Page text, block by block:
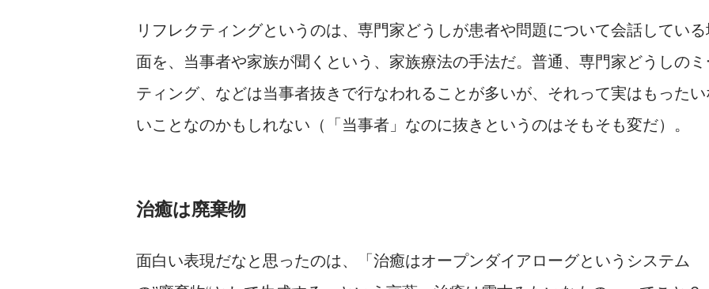
リフレクティングというのは、専門家どうしが患者や問題について会話してい
面を、当事者や家族が聞くという、家族療法の手法だ。普通、専門家どうしの
ティング、などは当事者抜きで行なわれることが多いが、それって実はもった
いことなのかもしれない（「当事者」なのに抜きというのはそもそも変だ）。
治癒は廃棄物
面白い表現だなと思ったのは、「治癒はオープンダイアローグというシステム